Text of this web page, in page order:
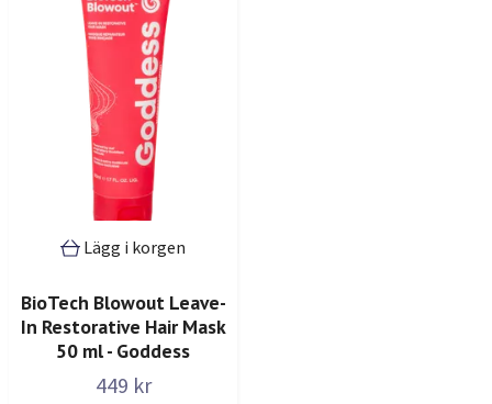
Lägg i korgen
BioTech Blowout Leave-
In Restorative Hair Mask
50 ml - Goddess
449 kr